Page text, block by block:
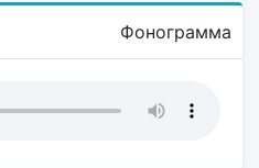
Фонограмма